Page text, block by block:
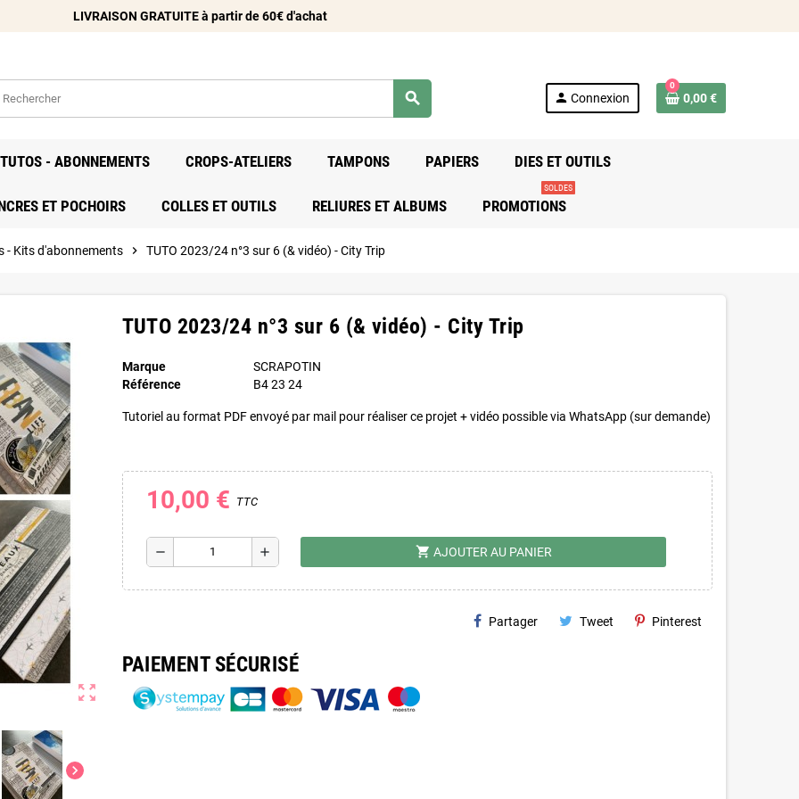
LIVRAISON GRATUITE à partir de 60€ d'achat
search person Connexion
0
0,00 €
- ABONNEMENTS CROPS-ATELIERS TAMPONS PAPIERS DIES ET OUTILS
ET POCHOIRS COLLES ET OUTILS RELIURES ET ALBUMS PROMOTIONS
SOLDES
- Kits d'abonnements chevron_right TUTO 2023/24 n°3 sur 6 (& vidéo) - City Trip
zoom_out_map
chevron_right
TUTO 2023/24 n°3 sur 6 (& vidéo) - City Trip
Marque
SCRAPOTIN
Référence
B4 23 24
Tutoriel au format PDF envoyé par mail pour réaliser ce projet + vidéo possible via WhatsApp (sur demande)
10,00 € TTC
remove add shopping_cart AJOUTER AU PANIER
Partager Tweet Pinterest
PAIEMENT SÉCURISÉ